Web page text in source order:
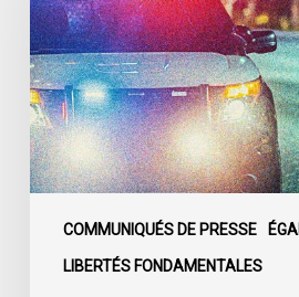
COMMUNIQUÉS DE PRESSE
LIBERTÉS FONDAMENTALES
commission
d’enquête
publique
sur
le
racisme
policier